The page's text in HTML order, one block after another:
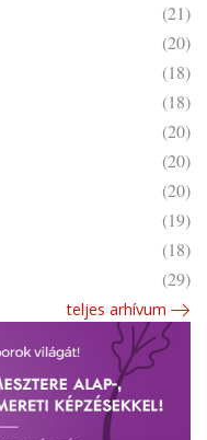
(21)
(20)
(18)
(18)
(20)
(20)
(20)
(19)
(18)
(29)
teljes arhívum